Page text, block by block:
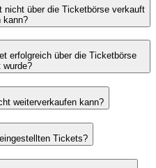
über die Ticketbörse verkauft
kann?
erfolgreich über die Ticketbörse
wurde?
weiterverkaufen kann?
Tickets?